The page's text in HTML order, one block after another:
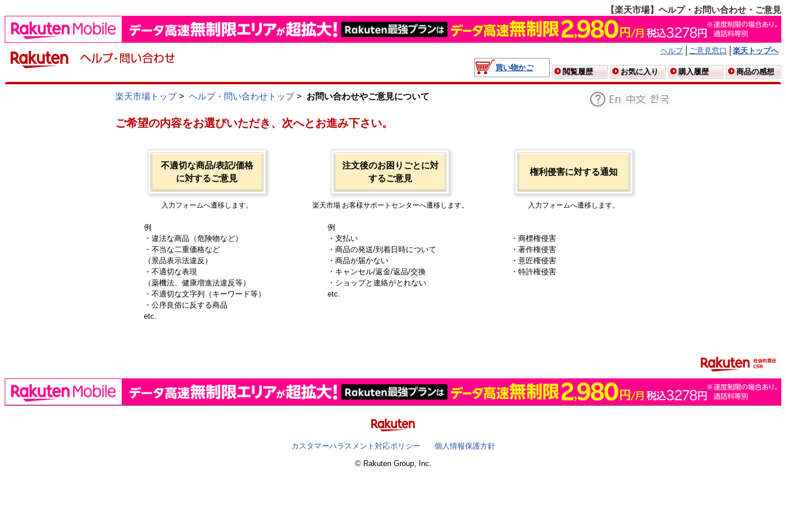
【楽天市場】ヘルプ・お問い合わせ・ご意見
ヘルプ ご意見窓口
楽天トップへ
買い物かご
閲覧履歴 お気に入り 購入履歴 商品の感想
楽天市場トップ> ヘルプ・問い合わせトップ> お問い合わせやご意見について
ご希望の内容をお選びいただき、次へとお進み下さい。
不適切な商品/表記/価格
に対するご意見
入力フォームへ遷移します。
例
・違法な商品（危険物など）
・不当な二重価格など
（景品表示法違反）
・不適切な表現
（薬機法、健康増進法違反等）
・不適切な文字列（キーワード等）
・公序良俗に反する商品
etc.
注文後のお困りごとに対
するご意見
楽天市場 お客様サポートセンターへ遷移します。
例
・支払い
・商品の発送/到着日時について
・商品が届かない
・キャンセル/返金/返品/交換
・ショップと連絡がとれない
etc.
権利侵害に対する通知
入力フォームへ遷移します。
・商標権侵害
・著作権侵害
・意匠権侵害
・特許権侵害
カスタマーハラスメント対応ポリシー
個人情報保護方針
© Rakuten Group, Inc.